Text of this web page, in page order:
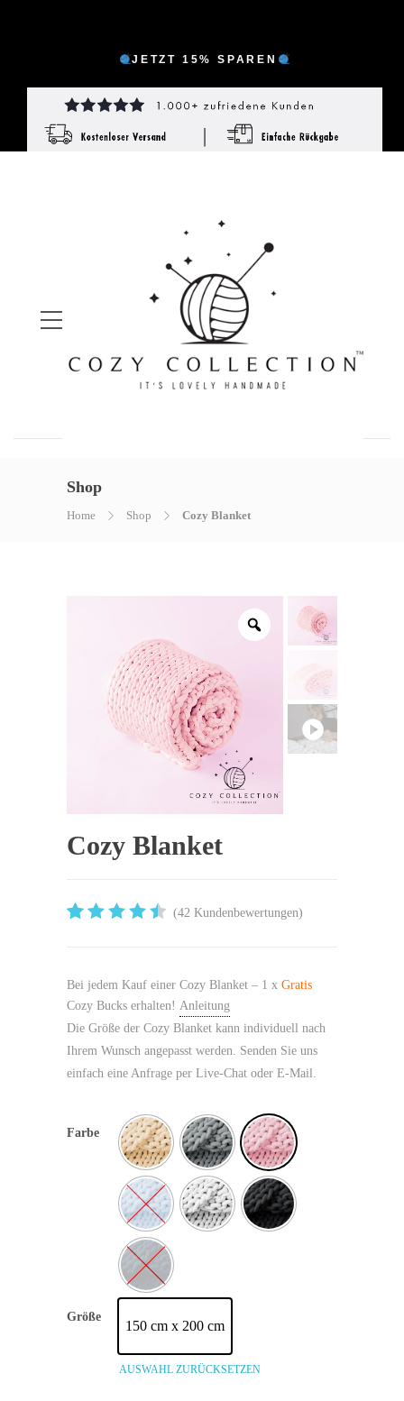
Shop
Home Shop Cozy Blanket
Cozy Blanket
auf
Kundenbewertungen
(42 Kundenbewertungen)
Bei jedem Kauf einer Cozy Blanket – 1 x Gratis
Cozy Bucks erhalten! Anleitung
Die Größe der Cozy Blanket kann individuell nach
Ihrem Wunsch angepasst werden. Senden Sie uns
einfach eine Anfrage per Live-Chat oder E-Mail.
Farbe
Größe
150 cm x 200 cm
AUSWAHL ZURÜCKSETZEN
JETZT 15% SPAREN